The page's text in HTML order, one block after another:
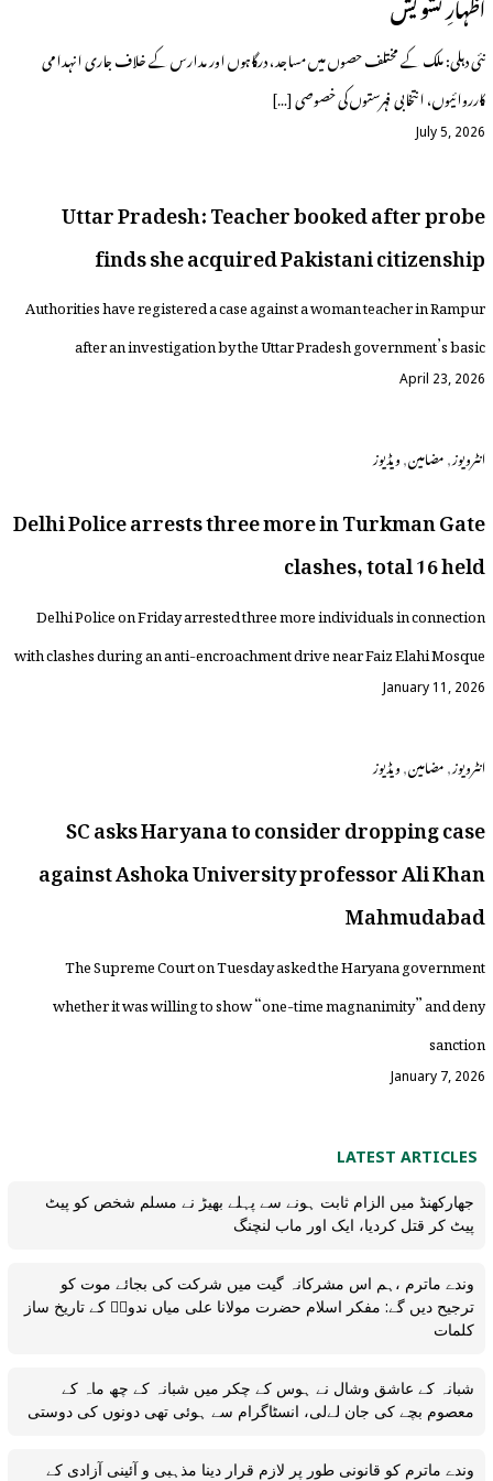
نئی دہلی: ملک کے مختلف حصوں میں مساجد، درگاہوں اور مدارس کے خلاف جاری انہدامی
کارروائیوں، انتخابی فہرستوں کی خصوصی […]
July 5, 2026
Uttar Pradesh: Teacher booked after probe
finds she acquired Pakistani citizenship
Authorities have registered a case against a woman teacher in Rampur
after an investigation by the Uttar Pradesh government’s basic
April 23, 2026
انٹرویوز,مضامین,ویڈیوز
Delhi Police arrests three more in Turkman Gate
clashes, total 16 held
Delhi Police on Friday arrested three more individuals in connection
with clashes during an anti-encroachment drive near Faiz Elahi Mosque
January 11, 2026
انٹرویوز,مضامین,ویڈیوز
SC asks Haryana to consider dropping case
against Ashoka University professor Ali Khan
Mahmudabad
The Supreme Court on Tuesday asked the Haryana government
whether it was willing to show “one-time magnanimity” and deny
sanction
January 7, 2026
LATEST ARTICLES
جھارکھنڈ میں الزام ثابت ہونے سے پہلے بھیڑ نے مسلم شخص کو پیٹ
پیٹ کر قتل کردیا، ایک اور ماب لنچنگ
وندے ماترم ،ہم اس مشرکانہ گیت میں شرکت کی بجائے موت کو
ترجیح دیں گے: مفکر اسلام حضرت مولانا علی میاں ندویؒ کے تاریخ ساز
کلمات
شبانہ کے عاشق وشال نے ہوس کے چکر میں شبانہ کے چھ ماہ کے
معصوم بچے کی جان لےلی، انسٹاگرام سے ہوئی تھی دونوں کی دوستی
وندے ماترم کو قانونی طور پر لازم قرار دینا مذہبی و آئینی آزادی کے